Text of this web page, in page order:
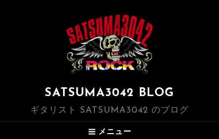
SATSUMA3042 BLOG
ギタリスト SATSUMA3042 のブログ
メニュー